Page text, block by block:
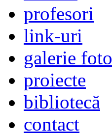
profesori
link-uri
galerie foto
proiecte
bibliotecă
contact